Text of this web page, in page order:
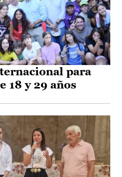
para
18 y 29 años